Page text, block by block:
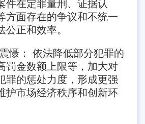
件在定罪量刑、证据认
方面存在的争议和不统一
公正和效率。
慑： 依法降低部分犯罪的
罚金数额上限等，加大对
罪的惩处力度，形成更强
护市场经济秩序和创新环